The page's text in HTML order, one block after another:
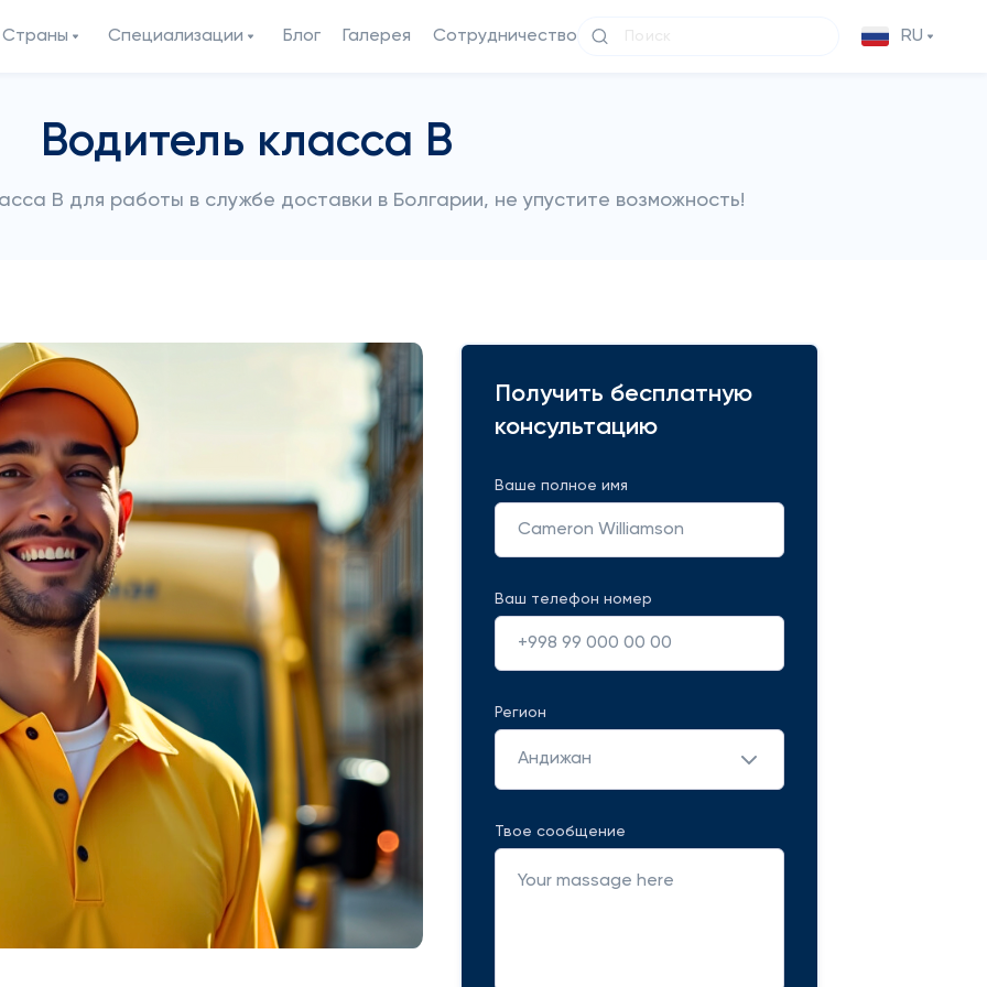
Страны Специализации Блог Галерея Сотрудничество RU
Водитель класса B
B для работы в службе доставки в Болгарии, не упустите возможность!
Получить бесплатную
консультацию
Ваше полное имя
Ваш телефон номер
Регион
Андижан
Твое сообщение